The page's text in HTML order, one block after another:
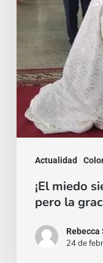
Actualidad
la
es
mayor!
¡El miedo
pero la
24 de